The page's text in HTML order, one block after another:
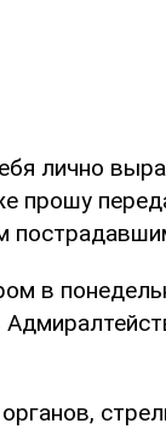
лично
прошу
в